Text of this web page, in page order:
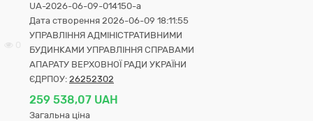
UA-2026-06-09-014150-a
Дата створення 2026-06-09 18:11:55
УПРАВЛІННЯ АДМІНІСТРАТИВНИМИ
БУДИНКАМИ УПРАВЛІННЯ СПРАВАМИ
АПАРАТУ ВЕРХОВНОЇ РАДИ УКРАЇНИ
ЄДРПОУ: 26252302
259 538,07 UAH
Загальна ціна